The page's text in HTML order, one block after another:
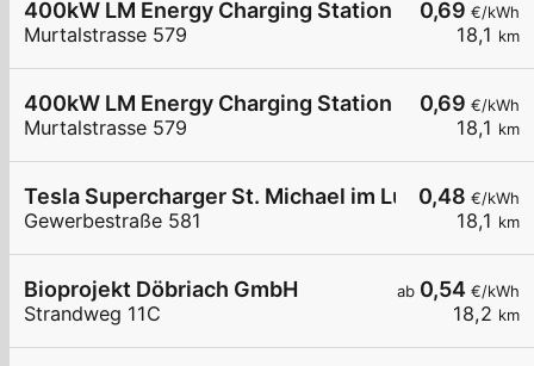
0,69 €/kWh
18,1 km
400kW LM Energy Charging Station St. Michael
Murtalstrasse 579
0,69 €/kWh
18,1 km
400kW LM Energy Charging Station St. Michael
Murtalstrasse 579
0,48 €/kWh
18,1 km
Tesla Supercharger St. Michael im Lungau,
Gewerbestraße 581
ab 0,54 €/kWh
18,2 km
Bioprojekt Döbriach GmbH
Strandweg 11C